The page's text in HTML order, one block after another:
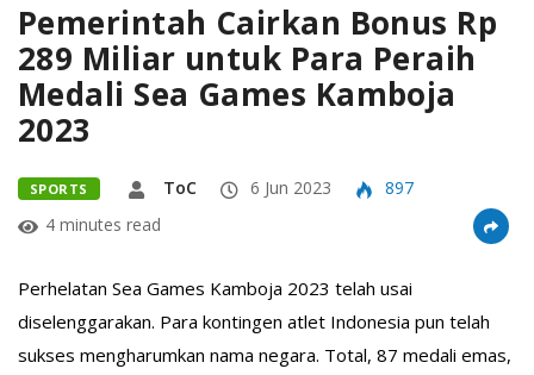
Pemerintah Cairkan Bonus Rp
289 Miliar untuk Para Peraih
Medali Sea Games Kamboja
2023
SPORTS ToC 6 Jun 2023
897
4 minutes read
Perhelatan Sea Games Kamboja 2023 telah usai
diselenggarakan. Para kontingen atlet Indonesia pun telah
sukses mengharumkan nama negara. Total, 87 medali emas,